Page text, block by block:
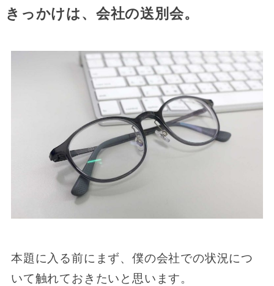
きっかけは、会社の送別会。
本題に入る前にまず、僕の会社での状況につ
いて触れておきたいと思います。